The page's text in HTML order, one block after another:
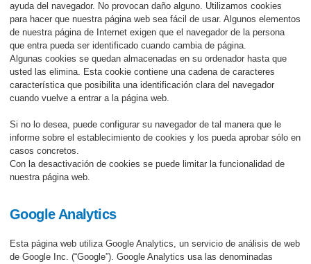
ayuda del navegador. No provocan daño alguno. Utilizamos cookies
para hacer que nuestra página web sea fácil de usar. Algunos elementos
de nuestra página de Internet exigen que el navegador de la persona
que entra pueda ser identificado cuando cambia de página.
Algunas cookies se quedan almacenadas en su ordenador hasta que
usted las elimina. Esta cookie contiene una cadena de caracteres
característica que posibilita una identificación clara del navegador
cuando vuelve a entrar a la página web.
Si no lo desea, puede configurar su navegador de tal manera que le
informe sobre el establecimiento de cookies y los pueda aprobar sólo en
casos concretos.
Con la desactivación de cookies se puede limitar la funcionalidad de
nuestra página web.
Google Analytics
Esta página web utiliza Google Analytics, un servicio de análisis de web
de Google Inc. (“Google”). Google Analytics usa las denominadas